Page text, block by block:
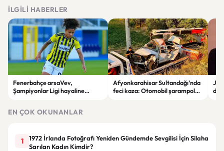
İLGILI HABERLER
Fenerbahçe arsaVev,
Şampiyonlar Ligi hayaline
Afyonkarahisar Sultandağı’nda
feci kaza: Otomobil şarampole
EN ÇOK OKUNANLAR
1
1972 İrlanda Fotoğrafı Yeniden Gündemde Sevgilisi İçin Silaha
Sarılan Kadın Kimdir?